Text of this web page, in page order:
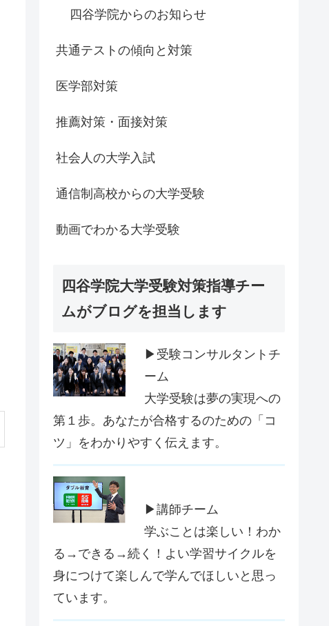
四谷学院からのお知らせ
共通テストの傾向と対策
医学部対策
推薦対策・面接対策
社会人の大学入試
通信制高校からの大学受験
動画でわかる大学受験
四谷学院大学受験対策指導チー
ムがブログを担当します
▶受験コンサルタントチ
ーム
大学受験は夢の実現への
第１歩。あなたが合格するのための「コ
ツ」をわかりやすく伝えます。
▶講師チーム
学ぶことは楽しい！わか
る→できる→続く！よい学習サイクルを
身につけて楽しんで学んでほしいと思っ
ています。